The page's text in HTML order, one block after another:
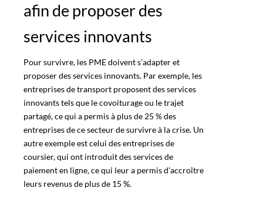
afin de proposer des
services innovants
Pour survivre, les PME doivent s’adapter et
proposer des services innovants. Par exemple, les
entreprises de transport proposent des services
innovants tels que le covoiturage ou le trajet
partagé, ce qui a permis à plus de 25 % des
entreprises de ce secteur de survivre à la crise. Un
autre exemple est celui des entreprises de
coursier, qui ont introduit des services de
paiement en ligne, ce qui leur a permis d’accroître
leurs revenus de plus de 15 %.